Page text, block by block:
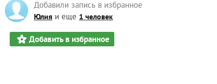
Добавили запись в избранное
Юлия и еще 1 человек
Добавить в избранное